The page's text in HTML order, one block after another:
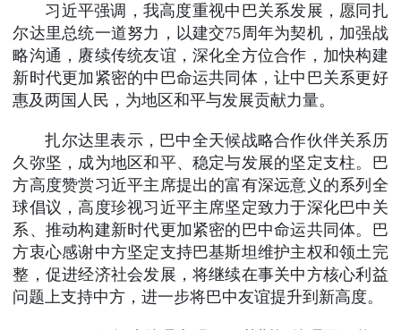
习近平强调，我高度重视中巴关系发展，愿同扎
尔达里总统一道努力，以建交75周年为契机，加强战
略沟通，赓续传统友谊，深化全方位合作，加快构建
新时代更加紧密的中巴命运共同体，让中巴关系更好
惠及两国人民，为地区和平与发展贡献力量。
扎尔达里表示，巴中全天候战略合作伙伴关系历
久弥坚，成为地区和平、稳定与发展的坚定支柱。巴
方高度赞赏习近平主席提出的富有深远意义的系列全
球倡议，高度珍视习近平主席坚定致力于深化巴中关
系、推动构建新时代更加紧密的巴中命运共同体。巴
方衷心感谢中方坚定支持巴基斯坦维护主权和领土完
整，促进经济社会发展，将继续在事关中方核心利益
问题上支持中方，进一步将巴中友谊提升到新高度。